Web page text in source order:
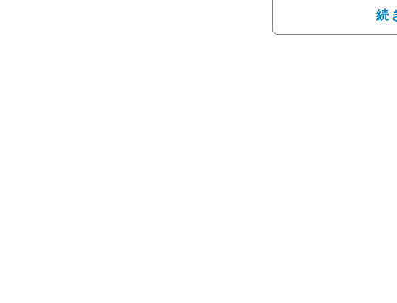
て恐れ多い…」と、偶然見つけた番組が過去
こすきっかけとなったことを語った。
続